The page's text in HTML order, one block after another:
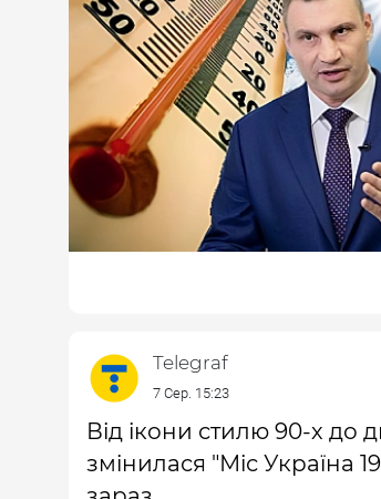
Telegraf
7 Сер. 15:23
Від ікони стилю 90-х до
змінилася "Міс Україна